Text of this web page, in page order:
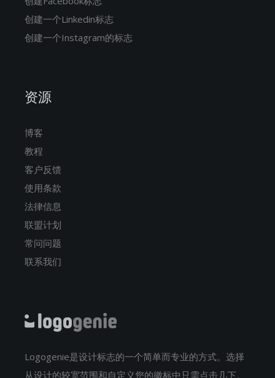
创建一个Linkedin标志
创建一个Instagram的标志
资源
博客
教程
客户反馈
使用条款
法律信息
联盟计划
常问问题
联系我们
Logogenie是设计标志的一个简单而专业的方式。选择
从设计的较宽范围和自定义您的徽标中只需点击几下。